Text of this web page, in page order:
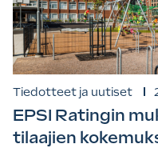
Tiedotteet ja uutiset
EPSI Ratingin
tilaajien